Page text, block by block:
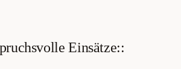
Einsätze::